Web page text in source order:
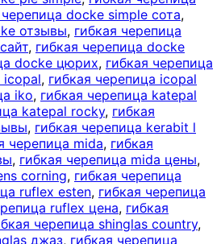
черепица docke simple сота,
отзывы, гибкая черепица
, гибкая черепица docke
docke цюрих, гибкая черепица
icopal, гибкая черепица icopal
iko, гибкая черепица katepal
katepal rocky, гибкая
, гибкая черепица kerabit l
черепица mida, гибкая
, гибкая черепица mida цены,
corning, гибкая черепица
ruflex esten, гибкая черепица
ruflex цена, гибкая
черепица shinglas country,
джаз, гибкая черепица